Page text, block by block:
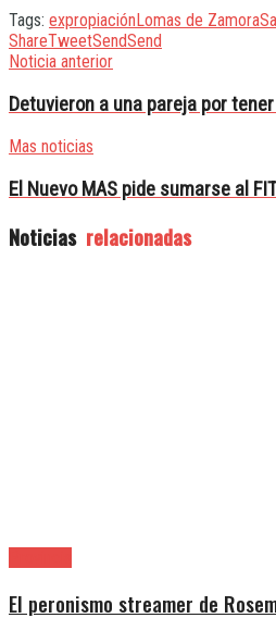
Tags: expropiaciónLomas de Zamora
ShareTweetSendSend
Noticia anterior
Detuvieron a una pareja por
Mas noticias
El Nuevo MAS pide sumarse al
Noticias relacionadas
El peronismo streamer de